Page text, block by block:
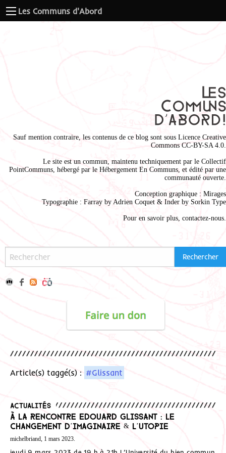
Les Communs d'Abord
Sauf mention contraire, les contenus de ce blog sont sous Licence Creative
Commons CC-BY-SA 4.0
Le site est un commun, maintenu techniquement par le Collectif
PointCommuns , hébergé par le Hébergement En Communs , et édité par une
communauté ouverte.
Conception graphique : Mirages
Typographie : Farray by Adrien Coquet & Inder by Sorkin Type
Pour en savoir plus, contactez-nous
Article(s) taggé(s) : #Glissant
Actualités
à la rencontre Edouard Glissant : le
changement d’imaginaire & l’utopie
michelbriand, 1 mars 2023.